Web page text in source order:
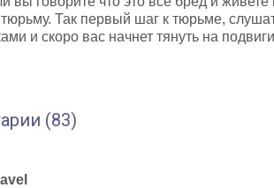
Так первый шаг к тюрьме,
и скоро вас начнет тянуть на
(83)